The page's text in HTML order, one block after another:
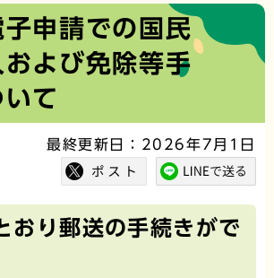
申請での国民
よび免除等手
て
最終更新日：2026年7月1日
おり郵送の手続きがで